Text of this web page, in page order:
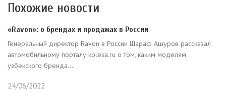
Похожие новости
«Ravon»: о брендах и продажах в России
Генеральный директор Ravon в России Шараф Ашуров рассказал
автомобильному порталу kolesa.ru о том, каким моделям
узбекского бренда...
24/06/2022